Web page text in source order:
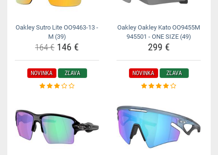
Oakley Sutro Lite OO9463-13 -
M (39)
164 € 146 €
Oakley Oakley Kato OO9455M
945501 - ONE SIZE (49)
299 €
NOVINKA ZĽAVA NOVINKA ZĽAVA